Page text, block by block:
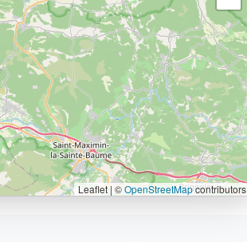
Leaflet | ©OpenStreetMapcontributors